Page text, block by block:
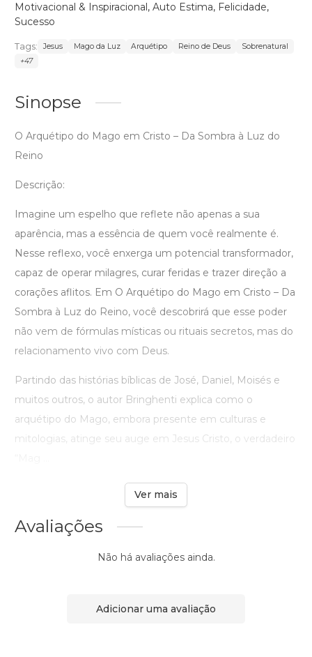
Motivacional & Inspiracional , Auto Estima, Felicidade,
Sucesso
Tags: Jesus Mago da Luz Arquétipo Reino de Deus
Sobrenatural
+47
Sinopse
O Arquétipo do Mago em Cristo – Da Sombra à Luz do
Reino
Descrição:
Imagine um espelho que reflete não apenas a sua
aparência, mas a essência de quem você realmente é.
Nesse reflexo, você enxerga um potencial transformador,
capaz de operar milagres, curar feridas e trazer direção a
corações aflitos. Em O Arquétipo do Mago em Cristo – Da
Sombra à Luz do Reino, você descobrirá que esse poder
não vem de fórmulas místicas ou rituais secretos, mas do
relacionamento vivo com Deus.
Partindo das histórias bíblicas de José, Daniel, Moisés e
muitos outros, o autor Bringhenti explica como o
arquétipo do Mago, embora presente em culturas e
mitologias, atinge seu auge em Jesus Cristo, o verdadeiro
Ver mais
Avaliações
Não há avaliações ainda.
Adicionar uma avaliação